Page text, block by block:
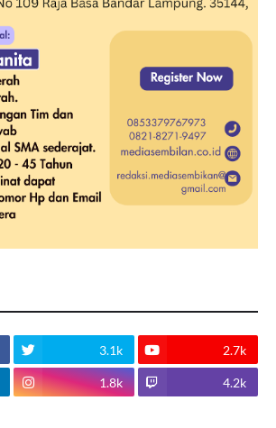
3.1k 2.7k
1.8k 4.2k